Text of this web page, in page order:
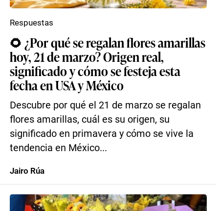
🌻 ¿Por qué se regalan flores amarillas
hoy, 21 de marzo? Origen real,
significado y cómo se festeja esta
fecha en USA y México
Descubre por qué el 21 de marzo se regalan
flores amarillas, cuál es su origen, su
significado en primavera y cómo se vive la
tendencia en México...
Respuestas
Jairo Rúa